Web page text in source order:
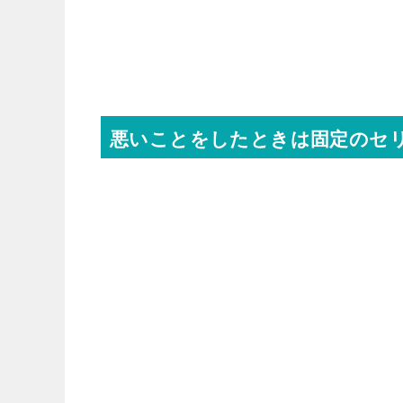
悪いことをしたときは固定のセ